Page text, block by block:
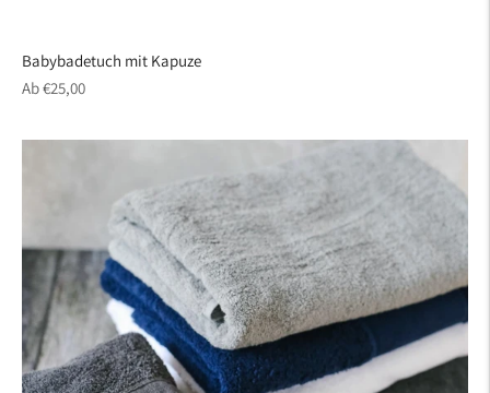
Babybadetuch mit Kapuze
regulärer
Ab €25,00